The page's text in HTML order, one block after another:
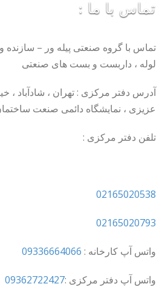
تماس با ما :
تماس با گروه صنعتی پیله ور – سازنده و
لوله ، داربست و بست های صنعتی
عزیزی ، نمایشگاه دائمی صنعت ساختمان
تلفن دفتر مرکزی :
02165020538
02165020793
واتس آپ کارخانه : 09336664066
واتس آپ دفتر مرکزی :09362722427